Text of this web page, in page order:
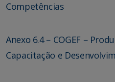
Competências
Anexo 6.4 – COGEF –
Capacitação e